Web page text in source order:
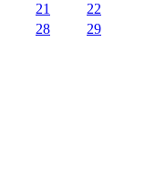
21
22
28
29